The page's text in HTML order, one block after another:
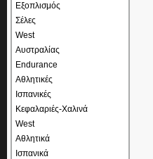
Εξοπλισμός
Σέλες
West
Αυστραλίας
Endurance
Αθλητικές
Ισπανικές
Κεφαλαριές-Χαλινά
West
Αθλητικά
Ισπανικά